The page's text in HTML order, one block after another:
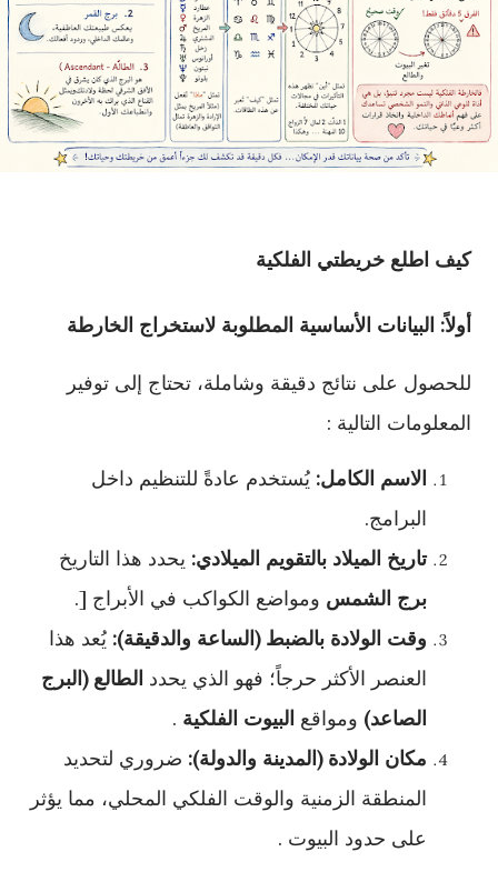
كيف اطلع خريطتي الفلكية
أولاً: البيانات الأساسية المطلوبة لاستخراج الخارطة
للحصول على نتائج دقيقة وشاملة، تحتاج إلى توفير
المعلومات التالية :
الاسم الكامل: يُستخدم عادةً للتنظيم داخل
البرامج.
تاريخ الميلاد بالتقويم الميلادي: يحدد هذا التاريخ
برج الشمس ومواضع الكواكب في الأبراج [.
وقت الولادة بالضبط (الساعة والدقيقة): يُعد هذا
العنصر الأكثر حرجاً؛ فهو الذي يحدد الطالع (البرج
الصاعد) ومواقع البيوت الفلكية .
مكان الولادة (المدينة والدولة): ضروري لتحديد
المنطقة الزمنية والوقت الفلكي المحلي، مما يؤثر
على حدود البيوت .